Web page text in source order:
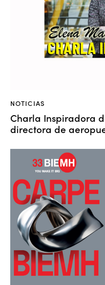
NOTICIAS
Charla Inspiradora
directora de